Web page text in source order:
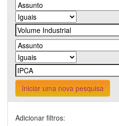
Iniciar uma nova pesquisa
Adicionar filtros: